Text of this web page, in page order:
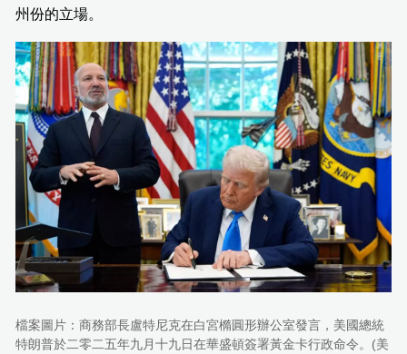
州份的立場。
檔案圖片：商務部長盧特尼克在白宮橢圓形辦公室發言，美國總統
特朗普於二零二五年九月十九日在華盛頓簽署黃金卡行政命令。(美